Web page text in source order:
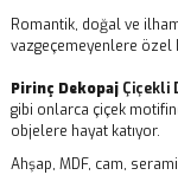
Romantik, doğal ve
vazgeçemeyenlere özel
Pirinç Dekopaj Çiçekli
gibi onlarca çiçek
objelere hayat katıyor.
Ahşap, MDF, cam,